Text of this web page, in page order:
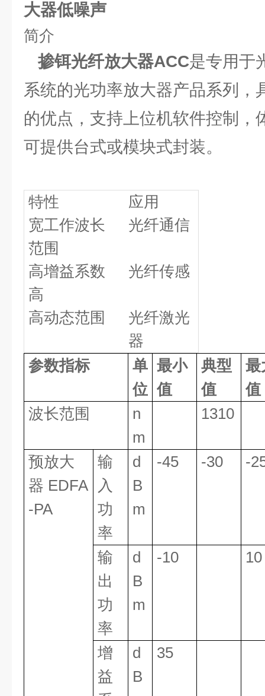
大器低噪声
简介
掺铒光纤放大器ACC是专用于
系统的光功率放大器产品系列，
的优点，支持上位机软件控制，
可提供台式或模块式封装。
特性
应用
宽工作波长
范围
光纤通信
高增益系数
高
光纤传感
高动态范围
光纤激光
器
参数指标
单
位
最小
值
典型
值
最
值
波长范围
n
m
1310
预放大
器 EDFA
-PA
输
入
功
率
d
B
m
-45 -30 -
输
出
功
率
d
B
m
-10 10
增
益
d
B
35